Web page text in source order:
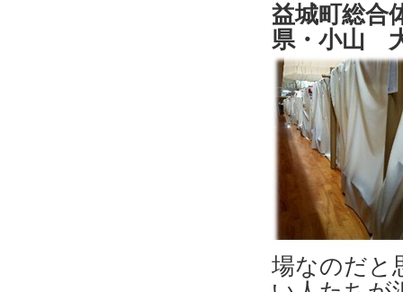
益城町総合
県・小山
場なのだと